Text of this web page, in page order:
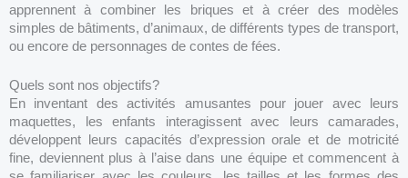
apprennent à combiner les briques et à créer des modèles
simples de bâtiments, d’animaux, de différents types de transport,
ou encore de personnages de contes de fées.
Quels sont nos objectifs?
En inventant des activités amusantes pour jouer avec leurs
maquettes, les enfants interagissent avec leurs camarades,
développent leurs capacités d’expression orale et de motricité
fine, deviennent plus à l’aise dans une équipe et commencent à